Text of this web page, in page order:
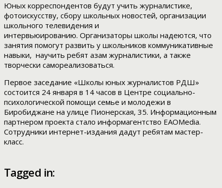
Юных корреспондентов будут учить журналистике,
фотоискусству, сбору школьных новостей, организации
школьного телевидения и
интервьюированию. Организаторы школы надеются, что
занятия помогут развить у школьников коммуникативные
навыки, научить ребят азам журналистики, а также
творчески самореализоваться.
Первое заседание «Школы юных журналистов РДШ»
состоится 24 января в 14 часов в Центре социально-
психологической помощи семье и молодежи в
Биробиджане на улице Пионерская, 35. Информационным
партнером проекта стало информагентство ЕАОMedia.
Сотрудники интернет-издания дадут ребятам мастер-
класс.
Tagged in: